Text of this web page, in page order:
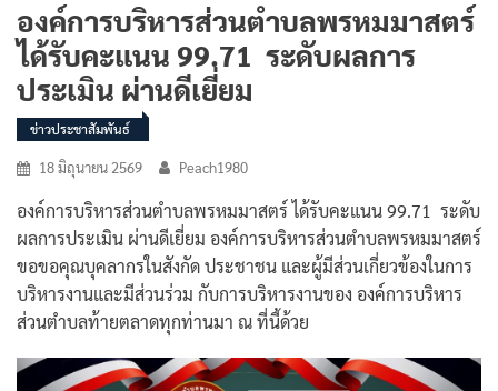
องค์การบริหารส่วนตำบลพรหมมาสตร์
ได้รับคะแนน 99.71 ระดับผลการ
ประเมิน ผ่านดีเยี่ยม
ข่าวประชาสัมพันธ์
18 มิถุนายน 2569 Peach1980
องค์การบริหารส่วนตำบลพรหมมาสตร์ ได้รับคะแนน 99.71 ระดับ
ผลการประเมิน ผ่านดีเยี่ยม องค์การบริหารส่วนตำบลพรหมมาสตร์
ขอขอคุณบุคลากรในสังกัด ประชาชน และผู้มีส่วนเกี่ยวข้องในการ
บริหารงานและมีส่วนร่วม กับการบริหารงานของ องค์การบริหาร
ส่วนตำบลท้ายตลาดทุกท่านมา ณ ที่นี้ด้วย